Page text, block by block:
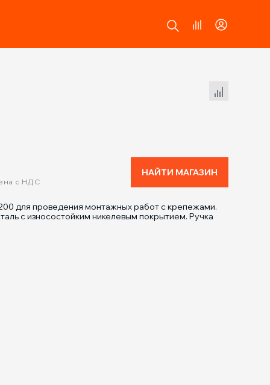
с НДС
НАЙТИ МАГАЗИН
для проведения монтажных работ с крепежами.
с износостойким никелевым покрытием. Ручка